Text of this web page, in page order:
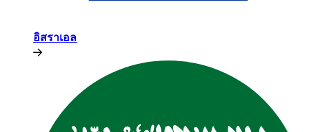
อิสราเอล​​